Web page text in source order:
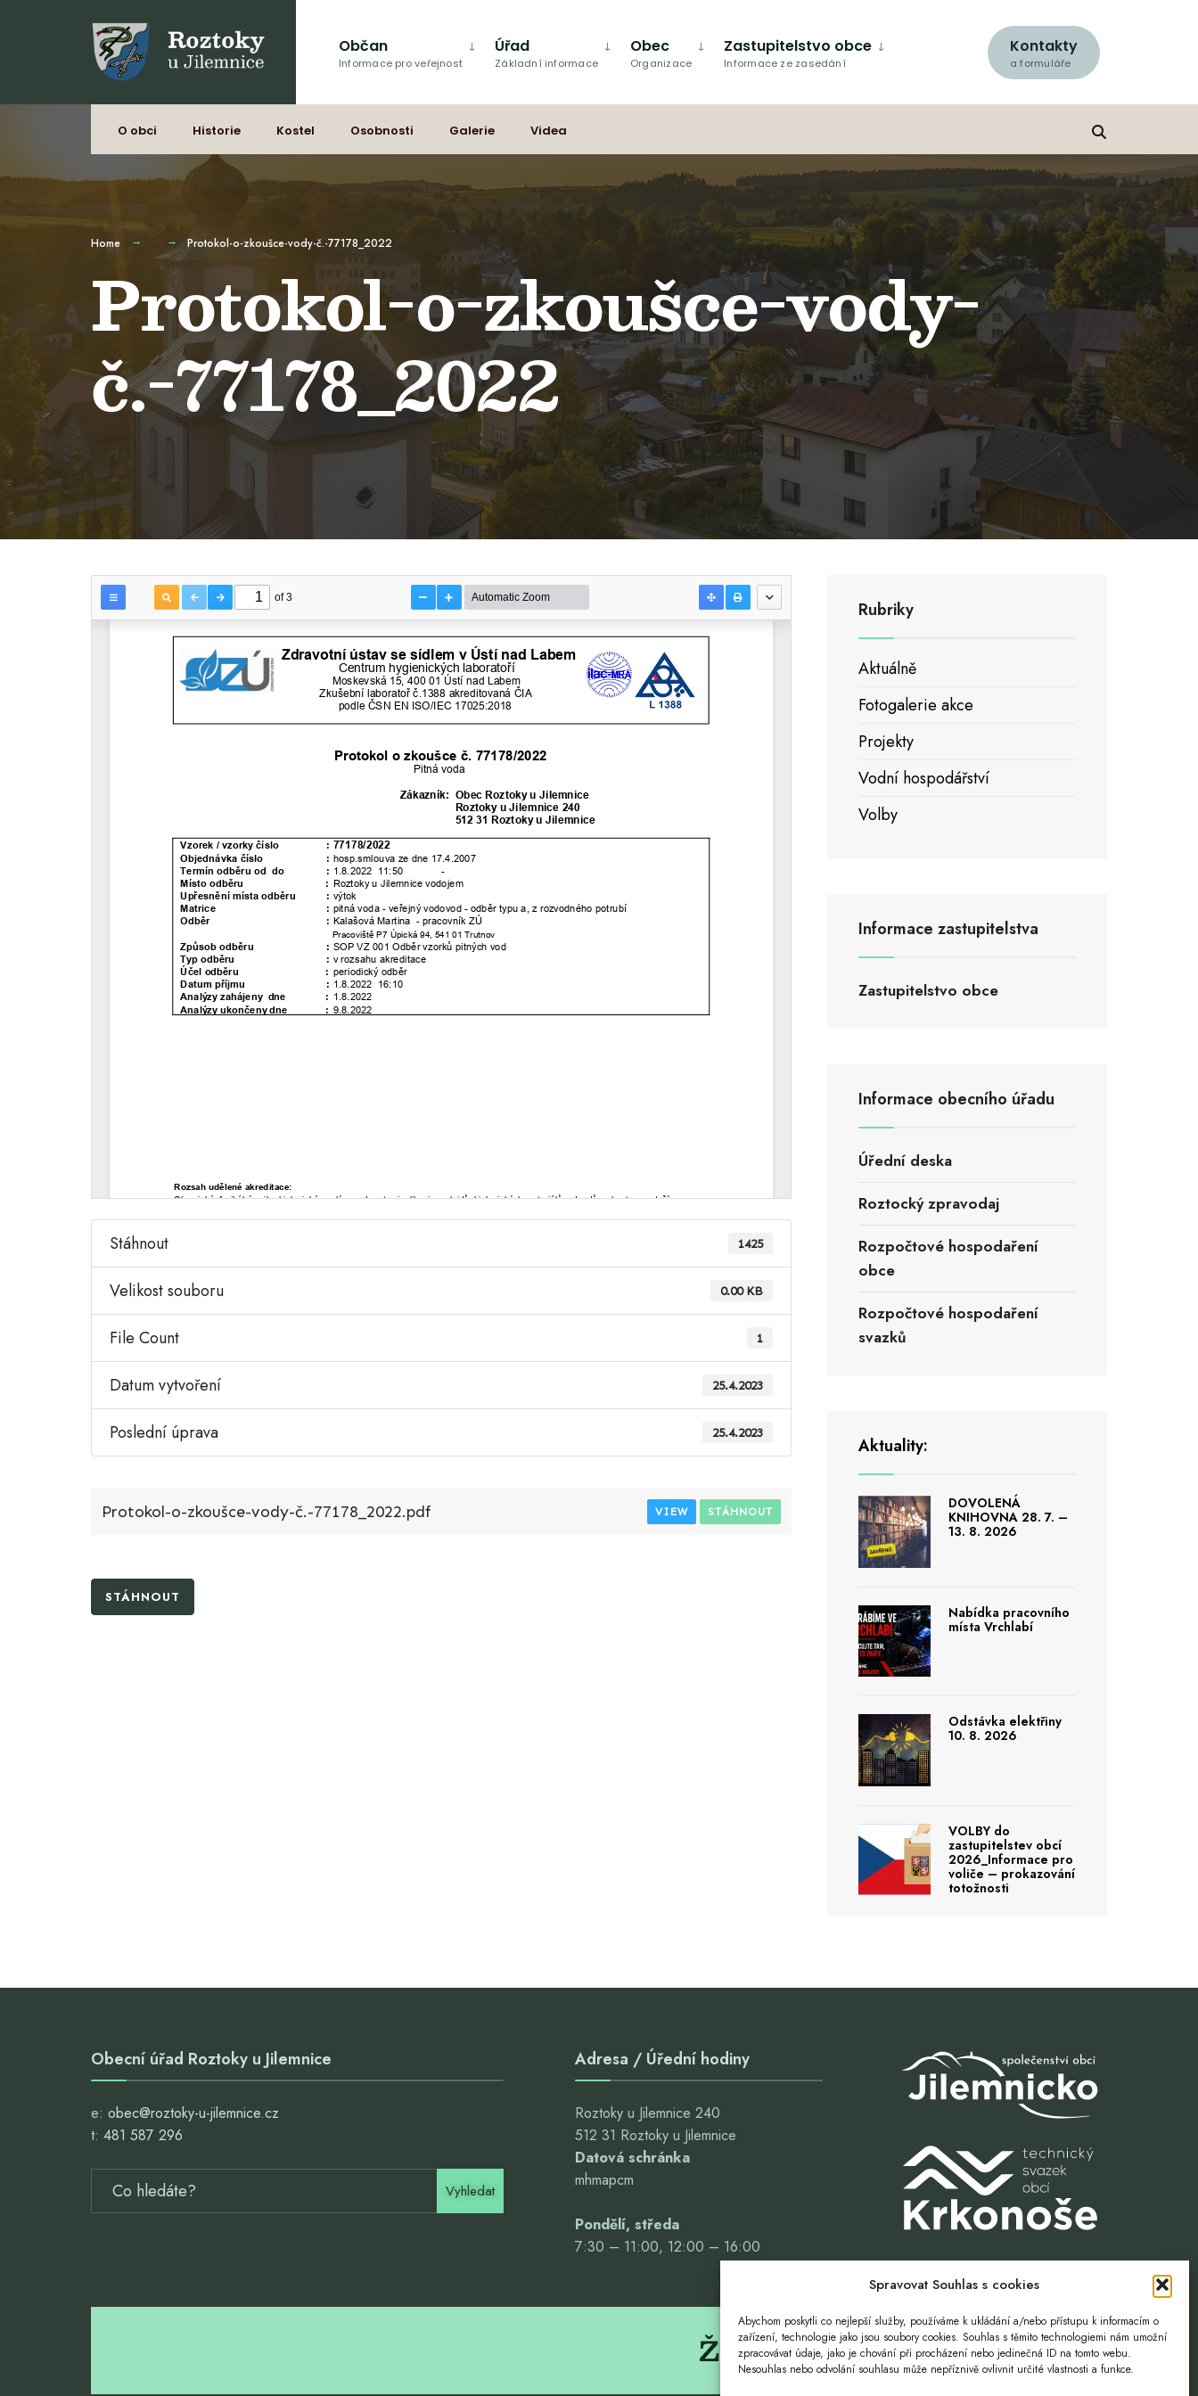
Spravovat Souhlas s cookies
Abychom poskytli co nejlepší služby, používáme k ukládání a/nebo přístupu k informacím o
zařízení, technologie jako jsou soubory cookies. Souhlas s těmito technologiemi nám umožní
zpracovávat údaje, jako je chování při procházení nebo jedinečná ID na tomto webu.
Nesouhlas nebo odvolání souhlasu může nepříznivě ovlivnit určité vlastnosti a funkce.
Kontakty
a formuláře
Občan
Informace pro veřejnost
Úřad
Základní informace
Obec
Organizace
Zastupitelstvo obce
Informace ze zasedání
O obci Historie Kostel Osobnosti Galerie Videa
Home Protokol-o-zkoušce-vody-č.-77178_2022
Protokol-o-zkoušce-vody-
č.-77178_2022
Stáhnout 1425
Velikost souboru 0.00 KB
File Count 1
Datum vytvoření 25.4.2023
Poslední úprava 25.4.2023
Protokol-o-zkoušce-vody-č.-77178_2022.pdf VIEW STÁHNOUT
STÁHNOUT
Rubriky
Aktuálně
Fotogalerie akce
Projekty
Vodní hospodářství
Volby
Informace zastupitelstva
Zastupitelstvo obce
Informace obecního úřadu
Úřední deska
Roztocký zpravodaj
Rozpočtové hospodaření
obce
Rozpočtové hospodaření
svazků
Aktuality:
DOVOLENÁ
KNIHOVNA 28. 7. –
13. 8. 2026
Nabídka pracovního
místa Vrchlabí
Odstávka elektřiny
10. 8. 2026
VOLBY do
zastupitelstev obcí
2026_Informace pro
voliče – prokazování
totožnosti
Obecní úřad Roztoky u Jilemnice
e: obec@roztoky-u-jilemnice.cz
t: 481 587 296
Vyhledat
Adresa / Úřední hodiny
Roztoky u Jilemnice 240
512 31 Roztoky u Jilemnice
Datová schránka
mhmapcm
Pondělí, středa
7:30 – 11:00, 12:00 – 16:00
Život. Volnost. Příležitost.